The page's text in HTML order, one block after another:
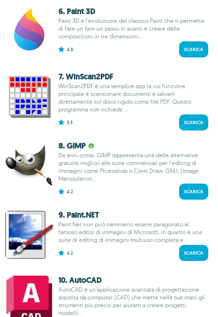
6. Paint 3D
Paint 3D è l'evoluzione del classico Paint che ti permette
di fare un fare un passo in avanti e creare delle
composizioni in tre dimensioni...
4.6 SCARICA
7. WinScan2PDF
WinScan2PDF è una semplice app la cui funzione
principale è scansionare documenti e salvarli
direttamente sul disco rigido come file PDF. Questo
programma non richiede...
3.3 SCARICA
8. GIMP
Da anni ormai, GIMP rappresenta una delle alternative
gratuite migliori alle suite commerciali per l'editing di
immagini come Photoshop o Corel Draw. GNU, (Image
Manipulation...
4.2 SCARICA
9. Paint.NET
Paint.Net non può nemmeno essere paragonato al
famoso editor di immagini di Microsoft, in quanto è una
suite di editing di immagini multiuso completa e...
4.2 SCARICA
10. AutoCAD
AutoCAD è un'applicazione avanzata di progettazione
assistita da computer (CAD) che mette nelle tue mani gli
strumenti più precisi per aiutarti a creare progetti,
modelli...